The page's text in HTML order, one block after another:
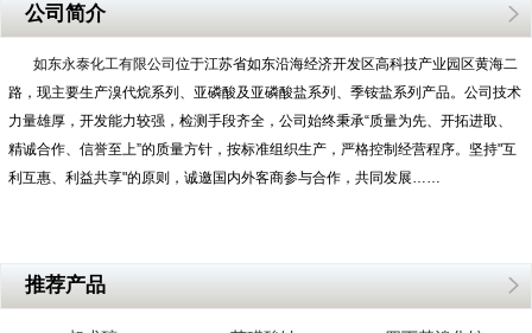
公司简介
如东永泰化工有限公司 位于江苏省如东沿海经济开发区高科技产业园区黄海二
路，现主要生产溴代烷系列、亚磷酸及亚磷酸盐系列、季铵盐系列产品。公司技术
力量雄厚，开发能力较强，检测手段齐全，公司始终秉承“质量为先、开拓进取、
精诚合作、信誉至上”的质量方针，按标准组织生产，严格控制经营程序。坚持"互
利互惠、利益共享"的原则，诚邀国内外客商参与合作，共同发展……
推荐产品